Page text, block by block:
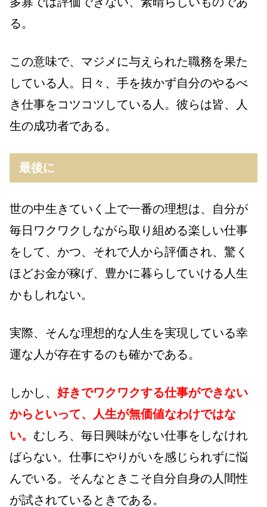
る。
この意味で、マジメに与えられた職務を果た
している人。日々、手を抜かず自分のやるべ
き仕事をコツコツしている人。彼らは皆、人
生の成功者である。
最後に
世の中生きていく上で一番の理想は、自分が
毎日ワクワクしながら取り組める楽しい仕事
をして、かつ、それで人から評価され、驚く
ほどお金が稼げ、豊かに暮らしていける人生
かもしれない。
実際、そんな理想的な人生を実現している幸
運な人が存在するのも確かである。
しかし、 好きでワクワクする仕事ができない
からといって、人生が無価値なわけではな
い。 むしろ、毎日興味がない仕事をしなけれ
ばらない。仕事にやりがいを感じられずに悩
んでいる。そんなときこそ自分自身の人間性
が試されているときである。